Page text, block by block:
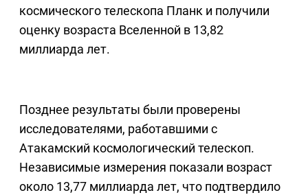
космического телескопа Планк и получили
оценку возраста Вселенной в 13,82
миллиарда лет.
Позднее результаты были проверены
исследователями, работавшими с
Атакамский космологический телескоп.
Независимые измерения показали возраст
около 13,77 миллиарда лет, что подтвердило